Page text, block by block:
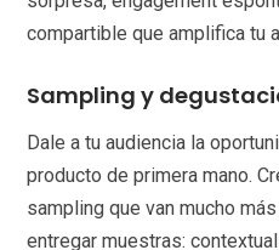
compartible que amplifica tu
Sampling y
Dale a tu audiencia la
producto de primera mano.
sampling que van mucho
entregar muestras: